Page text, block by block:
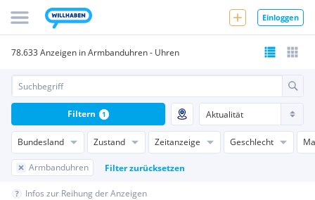
Einloggen
78.633 Anzeigen in Armbanduhren - Uhren
Bundesland Zustand Zeitanzeige Geschlecht
Armbanduhren Filter zurücksetzen
Filtern 1
Infos zur Reihung der Anzeigen